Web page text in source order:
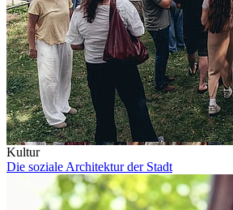
Kultur
Die soziale Architektur der Stadt